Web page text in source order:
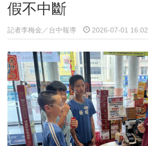
假不中斷
記者李梅金／台中報導 2026-07-01 16:02